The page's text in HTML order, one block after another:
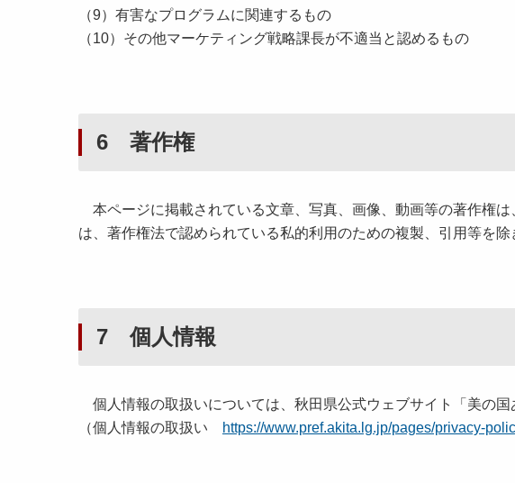
（9）有害なプログラムに関連するもの
（10）その他マーケティング戦略課長が不適当と認めるもの
6 著作権
本ページに掲載されている文章、写真、画像、動画等の著作権
は、著作権法で認められている私的利用のための複製、引用等を
7 個人情報
個人情報の取扱いについては、秋田県公式ウェブサイト「美の国
（個人情報の取扱い
https://www.pref.akita.lg.jp/pages/privacy-